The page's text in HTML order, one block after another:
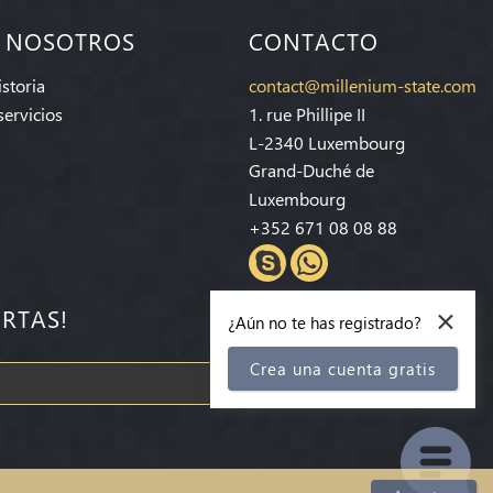
CONTACTO
contact@millenium-state.com
1. rue Phillipe II
L-2340 Luxembourg
Grand-Duché de
Luxembourg
+352 671 08 08 88
×
¿Aún no te has registrado?
Crea una cuenta gratis